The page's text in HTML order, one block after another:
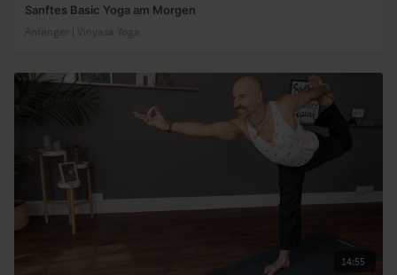
Sanftes Basic Yoga am Morgen
Anfänger | Vinyasa Yoga
14:55